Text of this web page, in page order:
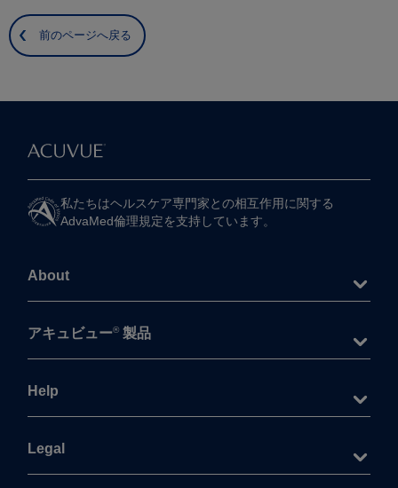
前のページへ戻る
私たちは​ヘルスケア専門家との​相互作用に​関する​
AdvaMed倫理規定を​支持しています。
About
アキュビュー® 製品
Help
Legal